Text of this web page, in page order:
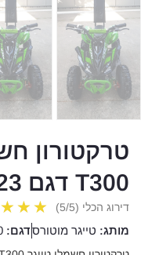
T300 דגם 2023
דירוג הכלי (5/5) ★
★
★
מותג: טייגר מוטורסדגם: